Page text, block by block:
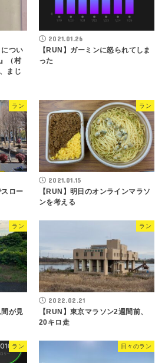
につい
（村
まじ
2021.01.26
【RUN】ガーミンに怒られてしま
った
ラン
スロー
ラン
2021.01.15
【RUN】明日のオンラインマラソ
ンを考える
ラン
間が見
ラン
2022.02.21
【RUN】東京マラソン2週間前、
20キロ走
ラン 日々のラン